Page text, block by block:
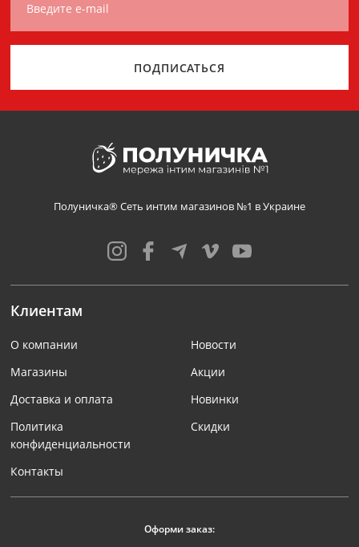
Введите e-mail
ПОДПИСАТЬСЯ
Полуничка® Сеть интим магазинов №1 в Украине
Клиентам
О компании
Магазины
Доставка и оплата
Политика
конфиденциальности
Контакты
Новости
Акции
Новинки
Скидки
Оформи заказ: